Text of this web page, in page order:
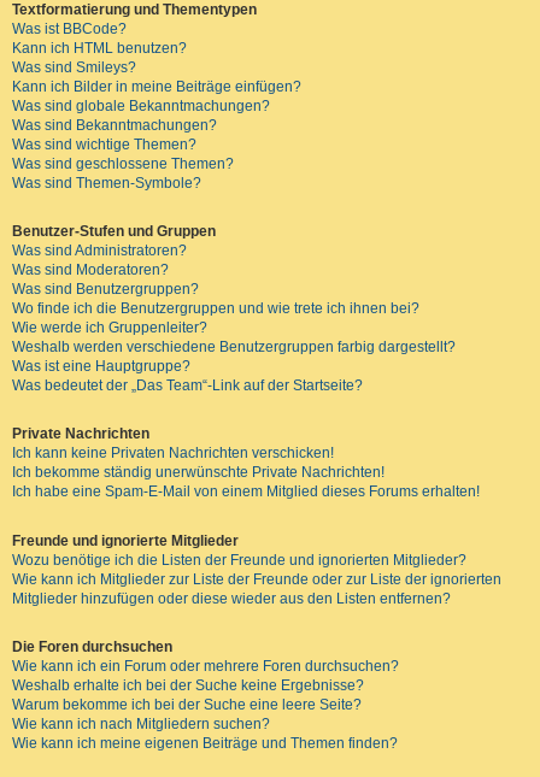
Textformatierung und Thementypen
Was ist BBCode?
Kann ich HTML benutzen?
Was sind Smileys?
Kann ich Bilder in meine Beiträge einfügen?
Was sind globale Bekanntmachungen?
Was sind Bekanntmachungen?
Was sind wichtige Themen?
Was sind geschlossene Themen?
Was sind Themen-Symbole?
Benutzer-Stufen und Gruppen
Was sind Administratoren?
Was sind Moderatoren?
Was sind Benutzergruppen?
Wo finde ich die Benutzergruppen und wie trete ich ihnen bei?
Wie werde ich Gruppenleiter?
Weshalb werden verschiedene Benutzergruppen farbig dargestellt?
Was ist eine Hauptgruppe?
Was bedeutet der „Das Team“-Link auf der Startseite?
Private Nachrichten
Ich kann keine Privaten Nachrichten verschicken!
Ich bekomme ständig unerwünschte Private Nachrichten!
Ich habe eine Spam-E-Mail von einem Mitglied dieses Forums erhalten!
Freunde und ignorierte Mitglieder
Wozu benötige ich die Listen der Freunde und ignorierten Mitglieder?
Wie kann ich Mitglieder zur Liste der Freunde oder zur Liste der ignorierten
Mitglieder hinzufügen oder diese wieder aus den Listen entfernen?
Die Foren durchsuchen
Wie kann ich ein Forum oder mehrere Foren durchsuchen?
Weshalb erhalte ich bei der Suche keine Ergebnisse?
Warum bekomme ich bei der Suche eine leere Seite?
Wie kann ich nach Mitgliedern suchen?
Wie kann ich meine eigenen Beiträge und Themen finden?